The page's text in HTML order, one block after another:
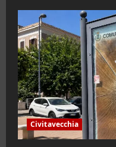
Civitavecchia